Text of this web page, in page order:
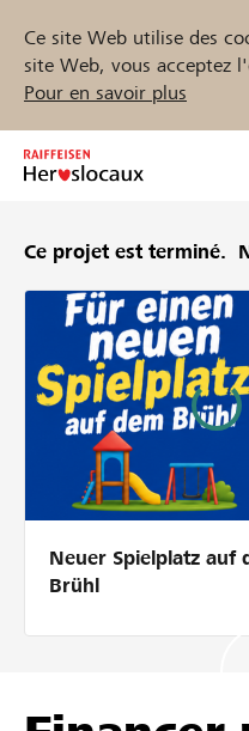
Ce site Web utilise des
site Web, vous acceptez
Pour en savoir plus
Inhalt
Parrainer
Soutien &
Partenaires /
Se connecter
Trouvez des projets et
Ce projet est terminé.
Neuer Spielplatz auf
Brühl